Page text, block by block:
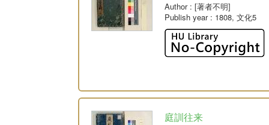
Author: [著者不明]
Publish year: 1808, 文化5
庭訓往来